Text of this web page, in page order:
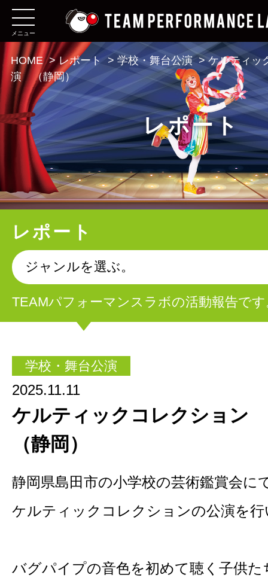
メニュー
レポート
HOME >レポート > 学校・舞台公演 >ケルティッ
演 （静岡）
レポート
ジャンルを選ぶ。
TEAMパフォーマンスラボの活動報告で
学校・舞台公演
2025.11.11
ケルティックコレクショ
（静岡）
静岡県島田市の小学校の芸術鑑賞会に
ケルティックコレクションの公演を
バグパイプの音色を初めて聴く子供